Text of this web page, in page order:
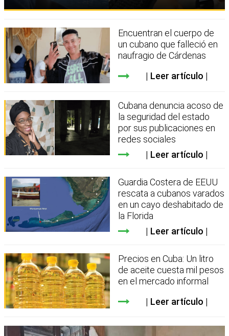
Encuentran el cuerpo de
un cubano que falleció en
naufragio de Cárdenas
Leer artículo
Cubana denuncia acoso de
la seguridad del estado
por sus publicaciones en
redes sociales
Leer artículo
Guardia Costera de EEUU
rescata a cubanos varados
en un cayo deshabitado de
la Florida
Leer artículo
Precios en Cuba: Un litro
de aceite cuesta mil pesos
en el mercado informal
Leer artículo